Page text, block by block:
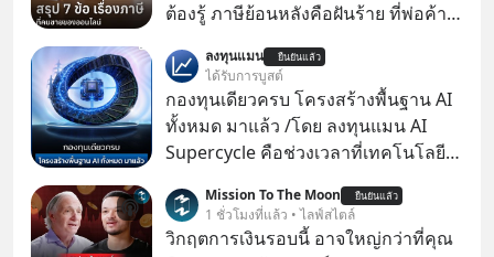
ต้องรู้ ภาษีย้อนหลังคือฝันร้าย ที่พ่อค้า
ลงทุนแมน ยืนยันแล้ว
ได้รับการบูสต์
กองทุนเดียวครบ โครงสร้างพื้นฐาน AI
ทั้งหมด มาแล้ว /โดย ลงทุนแมน AI
Supercycle คือช่วงเวลาที่เทคโนโลยี
เคลื่อนหลัก ของการเติบโตทาง
เศรษฐกิจ และวิถีชีวิตของผู้คนอย่าง
Mission To The Moon ยืนยันแล้ว
1 ชั่วโมงที่แล้ว • ไลฟ์สไตล์
วิกฤตการเงินรอบนี้ อาจใหญ่กว่าที่คุณ